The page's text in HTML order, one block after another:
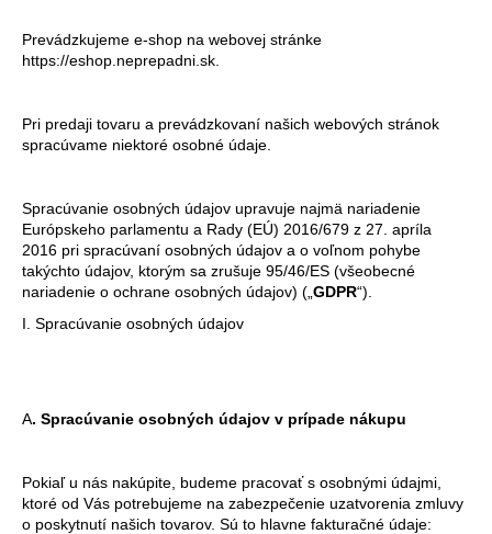
Prevádzkujeme e-shop na webovej stránke
https://eshop.neprepadni.sk.
Pri predaji tovaru a prevádzkovaní našich webových stránok
spracúvame niektoré osobné údaje.
Spracúvanie osobných údajov upravuje najmä nariadenie
Európskeho parlamentu a Rady (EÚ) 2016/679 z 27. apríla
2016 pri spracúvaní osobných údajov a o voľnom pohybe
takýchto údajov, ktorým sa zrušuje 95/46/ES (všeobecné
nariadenie o ochrane osobných údajov) („ GDPR“).
I. Spracúvanie osobných údajov
A. Spracúvanie osobných údajov v prípade nákupu
Pokiaľ u nás nakúpite, budeme pracovať s osobnými údajmi,
ktoré od Vás potrebujeme na zabezpečenie uzatvorenia zmluvy
o poskytnutí našich tovarov. Sú to hlavne fakturačné údaje:
j
e
e
n
j
s
ť
?
HĽADAŤ